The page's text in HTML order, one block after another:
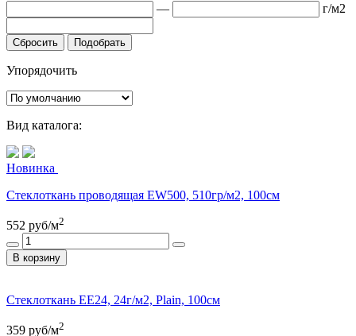
— г/м2
Сбросить Подобрать
Упорядочить
Вид каталога:
Новинка
Стеклоткань проводящая EW500, 510гр/м2, 100см
552 руб/м2
В корзину
Стеклоткань ЕЕ24, 24г/м2, Plain, 100см
359 руб/м2